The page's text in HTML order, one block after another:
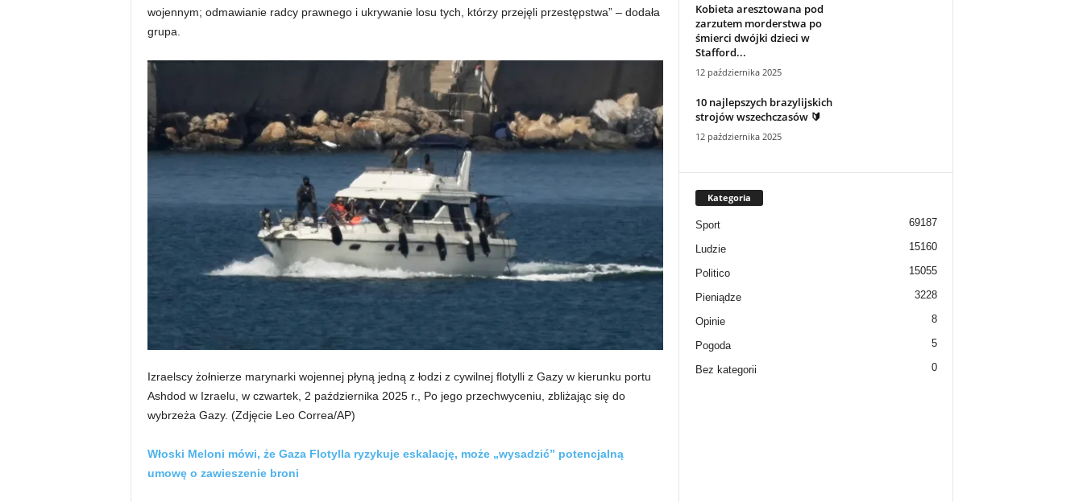
wojennym; odmawianie radcy prawnego i ukrywanie losu tych, którzy przejęli przestępstwa” – dodała
grupa.
Izraelscy żołnierze marynarki wojennej płyną jedną z łodzi z cywilnej flotylli z Gazy w kierunku portu
Ashdod w Izraelu, w czwartek, 2 października 2025 r., Po jego przechwyceniu, zbliżając się do
wybrzeża Gazy. (Zdjęcie Leo Correa/AP)
Włoski Meloni mówi, że Gaza Flotylla ryzykuje eskalację, może „wysadzić” potencjalną
umowę o zawieszenie broni
Kobieta aresztowana pod
zarzutem morderstwa po
śmierci dwójki dzieci w
Stafford...
12 października 2025
10 najlepszych brazylijskich
strojów wszechczasów 🔰
12 października 2025
Kategoria
Sport 69187
Ludzie 15160
Politico 15055
Pieniądze 3228
Opinie 8
Pogoda 5
Bez kategorii 0